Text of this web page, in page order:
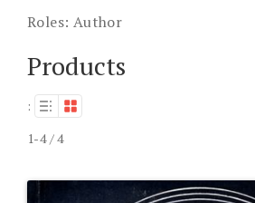
Roles: Author
Products
:
1-4 / 4